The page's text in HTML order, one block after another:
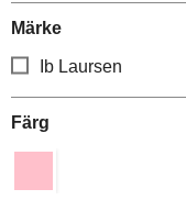
Märke
Ib Laursen
Färg